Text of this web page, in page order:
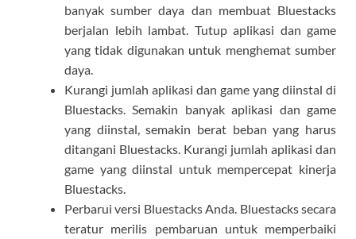
banyak sumber daya dan membuat Bluestacks
berjalan lebih lambat. Tutup aplikasi dan game
yang tidak digunakan untuk menghemat sumber
daya.
Kurangi jumlah aplikasi dan game yang diinstal di
Bluestacks. Semakin banyak aplikasi dan game
yang diinstal, semakin berat beban yang harus
ditangani Bluestacks. Kurangi jumlah aplikasi dan
game yang diinstal untuk mempercepat kinerja
Bluestacks.
Perbarui versi Bluestacks Anda. Bluestacks secara
teratur merilis pembaruan untuk memperbaiki